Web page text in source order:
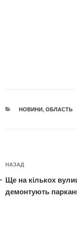
КАТЕГОРІЇ
НОВИНИ, ОБЛАСТЬ
Навігація
записів
Попередній
запис:
НАЗАД
Ще на кількох
демонтують